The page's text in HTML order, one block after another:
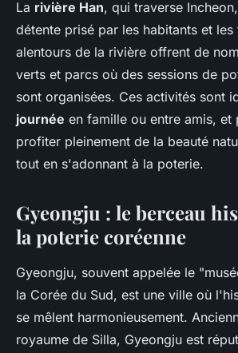
La rivière Han, qui traverse
détente prisé par les habitants et les
alentours de la rivière offrent de
verts et parcs où des sessions de
sont organisées. Ces activités sont
journée en famille ou entre amis, et
profiter pleinement de la beauté
tout en s'adonnant à la poterie.
Gyeongju : le berceau
la poterie coréenne
Gyeongju, souvent appelée le
la Corée du Sud, est une ville où
se mêlent harmonieusement.
royaume de Silla, Gyeongju est